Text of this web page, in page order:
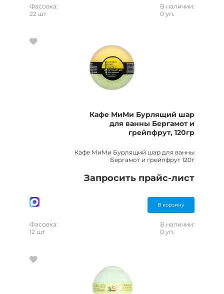
Фасовка:
22 шт
В наличии:
0 уп.
Кафе МиМи Бурлящий шар
для ванны Бергамот и
грейпфрут, 120гр
Кафе МиМи Бурлящий шар для ванны
Бергамот и грейпфрут 120г
Запросить прайс-лист
В корзину
Фасовка:
12 шт
В наличии:
0 уп.